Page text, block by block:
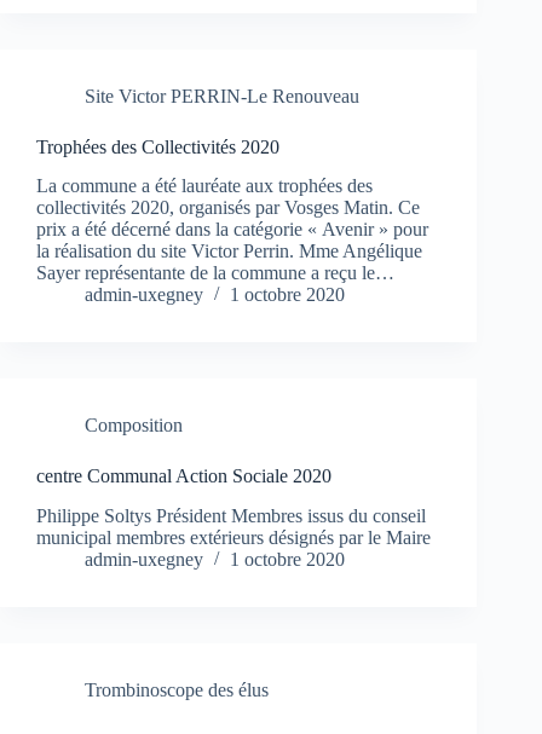
Site Victor PERRIN-Le Renouveau
Trophées des Collectivités 2020
La commune a été lauréate aux trophées des
collectivités 2020, organisés par Vosges Matin. Ce
prix a été décerné dans la catégorie « Avenir » pour
la réalisation du site Victor Perrin. Mme Angélique
Sayer représentante de la commune a reçu le…
admin-uxegney
1 octobre 2020
Composition
centre Communal Action Sociale 2020
Philippe Soltys Président Membres issus du conseil
municipal membres extérieurs désignés par le Maire
admin-uxegney
1 octobre 2020
Trombinoscope des élus